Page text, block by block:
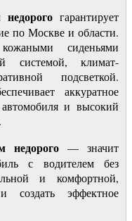
гарантирует
по Москве и области.
сиденьями
системой, климат-
подсветкой.
аккуратное
и высокий
недорого — значит
с водителем без
и комфортной,
создать эффектное